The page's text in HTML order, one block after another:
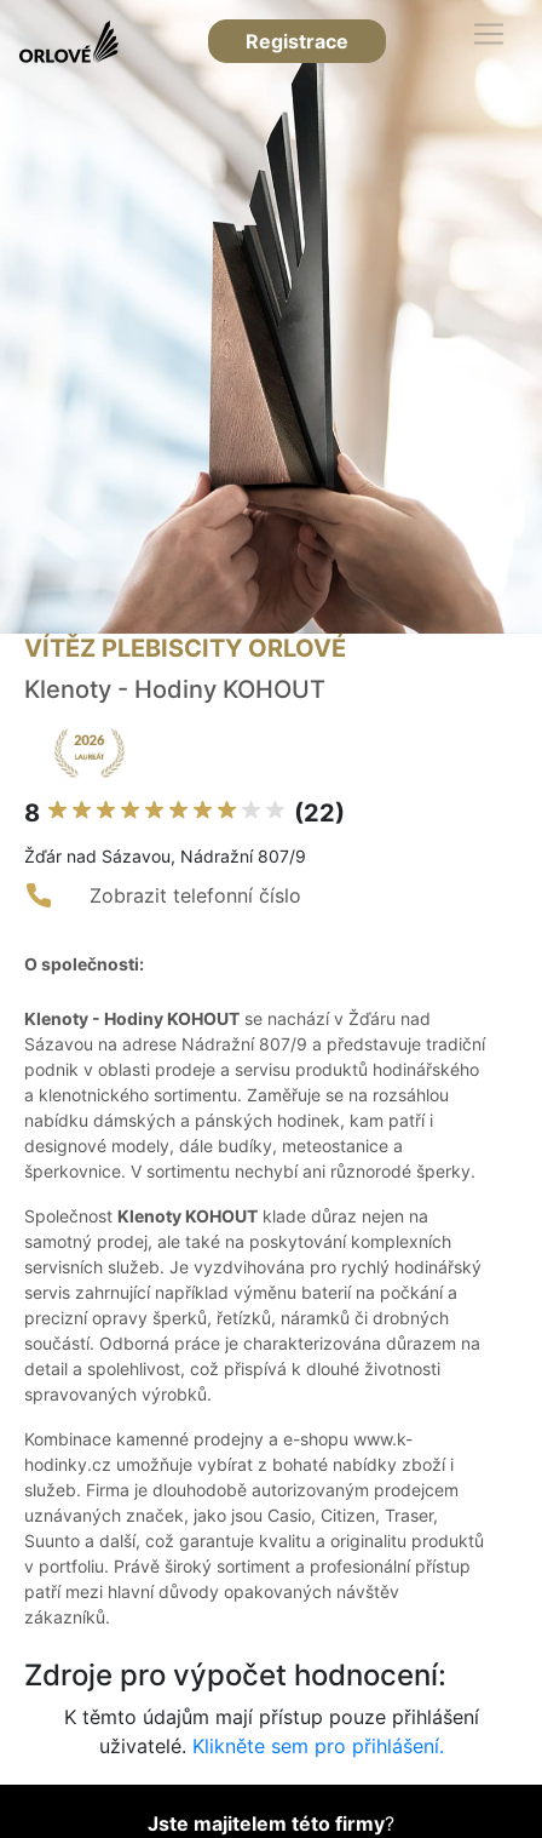
Registrace
VÍTĚZ PLEBISCITY ORLOVÉ
Klenoty - Hodiny KOHOUT
8 (22)
Žďár nad Sázavou, Nádražní 807/9
Zobrazit telefonní číslo
O společnosti:
Klenoty - Hodiny KOHOUT se nachází v Žďáru nad
Sázavou na adrese Nádražní 807/9 a představuje tradiční
podnik v oblasti prodeje a servisu produktů hodinářského
a klenotnického sortimentu. Zaměřuje se na rozsáhlou
nabídku dámských a pánských hodinek, kam patří i
designové modely, dále budíky, meteostanice a
šperkovnice. V sortimentu nechybí ani různorodé šperky.
Společnost Klenoty KOHOUT klade důraz nejen na
samotný prodej, ale také na poskytování komplexních
servisních služeb. Je vyzdvihována pro rychlý hodinářský
servis zahrnující například výměnu baterií na počkání a
precizní opravy šperků, řetízků, náramků či drobných
součástí. Odborná práce je charakterizována důrazem na
detail a spolehlivost, což přispívá k dlouhé životnosti
spravovaných výrobků.
Kombinace kamenné prodejny a e-shopu www.k-
hodinky.cz umožňuje vybírat z bohaté nabídky zboží i
služeb. Firma je dlouhodobě autorizovaným prodejcem
uznávaných značek, jako jsou Casio, Citizen, Traser,
Suunto a další, což garantuje kvalitu a originalitu produktů
v portfoliu. Právě široký sortiment a profesionální přístup
patří mezi hlavní důvody opakovaných návštěv
zákazníků.
Zdroje pro výpočet hodnocení:
K těmto údajům mají přístup pouze přihlášení
uživatelé. Klikněte sem pro přihlášení.
Jste majitelem této firmy?